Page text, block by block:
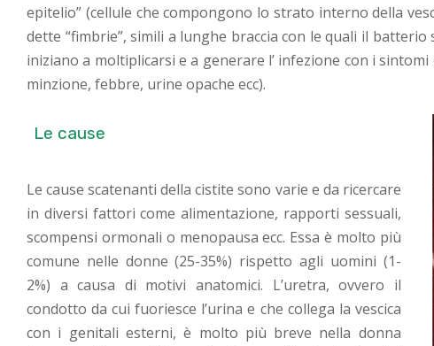
epitelio” (cellule che compongono lo strato interno della
dette “fimbrie”, simili a lunghe braccia con le quali il
iniziano a moltiplicarsi e a generare l’ infezione con i
minzione, febbre, urine opache ecc).
Le cause
Le cause scatenanti della cistite sono varie e da ricercare
in diversi fattori come alimentazione, rapporti sessuali,
scompensi ormonali o menopausa ecc. Essa è molto più
comune nelle donne (25-35%) rispetto agli uomini (1-
2%) a causa di motivi anatomici. L’uretra, ovvero il
condotto da cui fuoriesce l’urina e che collega la vescica
con i genitali esterni, è molto più breve nella donna